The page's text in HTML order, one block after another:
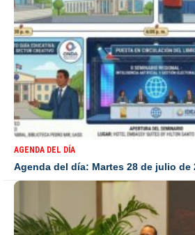
AGENDA DEL DÍA
Agenda del día: Martes 28 de julio de